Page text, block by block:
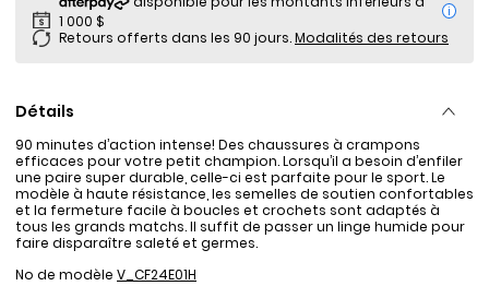
i
Retours offerts dans les 90 jours.Modalités des retours
Détails
90 minutes d’action intense! Des chaussures à crampons
efficaces pour votre petit champion. Lorsqu’il a besoin d’enfiler
une paire super durable, celle-ci est parfaite pour le sport. Le
modèle à haute résistance, les semelles de soutien confortables
et la fermeture facile à boucles et crochets sont adaptés à
tous les grands matchs. Il suffit de passer un linge humide pour
faire disparaître saleté et germes.
No de modèle V_CF24E01H